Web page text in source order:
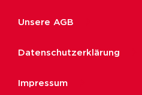
Unsere AGB
Datenschutzerklärung
Impressum